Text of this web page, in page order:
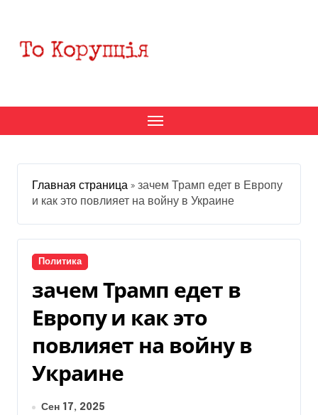
содержанию
Главная страница » зачем Трамп едет в Европу
и как это повлияет на войну в Украине
Политика
зачем Трамп едет в
Европу и как это
повлияет на войну в
Украине
Сен 17, 2025